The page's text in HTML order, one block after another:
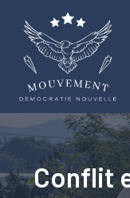
contenu
Conflit